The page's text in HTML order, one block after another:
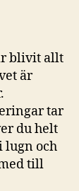
blivit allt
är
tar
du helt
lugn och
till